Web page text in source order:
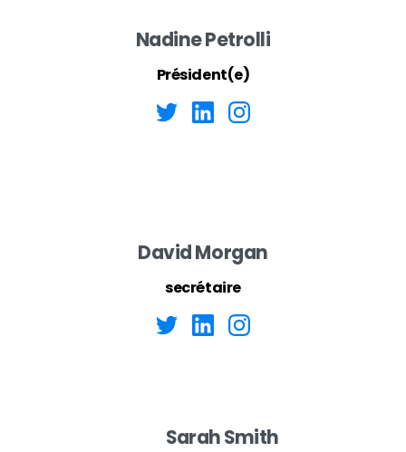
Nadine Petrolli
Président(e)
David Morgan
secrétaire
Sarah Smith